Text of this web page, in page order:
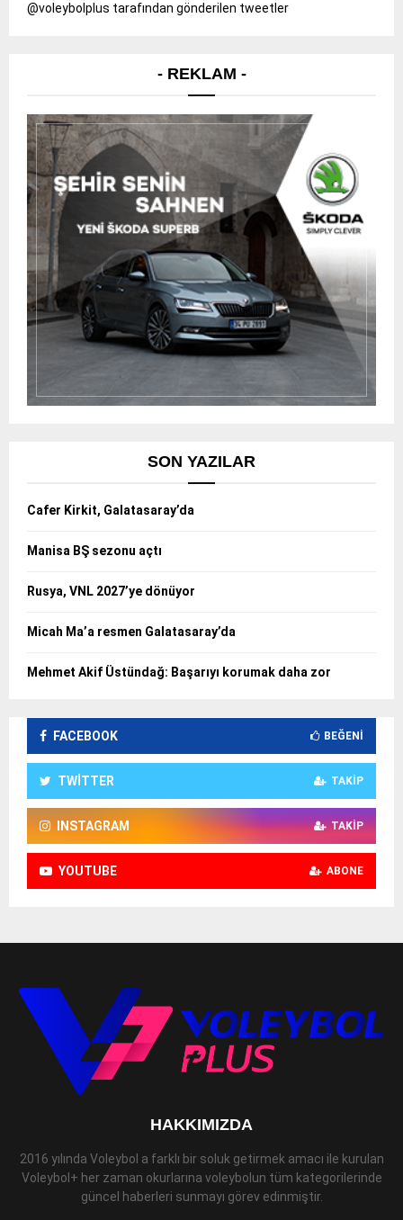
@voleybolplus tarafından gönderilen tweetler
- REKLAM -
SON YAZILAR
Cafer Kirkit, Galatasaray’da
Manisa BŞ sezonu açtı
Rusya, VNL 2027’ye dönüyor
Micah Ma’a resmen Galatasaray’da
Mehmet Akif Üstündağ: Başarıyı korumak daha zor
FACEBOOK BEĞENI
TWITTER TAKIP
INSTAGRAM TAKIP
YOUTUBE ABONE
HAKKIMIZDA
2016 yılında Voleybol a farklı bir soluk getirmek amacı ile kurulan
Voleybol+ her zaman okurlarına voleybolun tüm kategorilerinde
güncel haberleri sunmayı görev edinmiştir.